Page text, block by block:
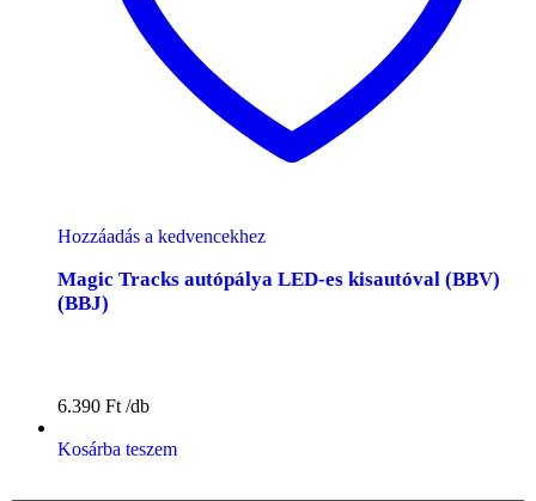
Hozzáadás a kedvencekhez
Magic Tracks autópálya LED-es kisautóval (BBV)
(BBJ)
6.390 Ft
Kosárba teszem